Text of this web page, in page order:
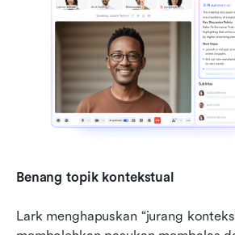
Benang topik kontekstual
Lark menghapuskan “jurang